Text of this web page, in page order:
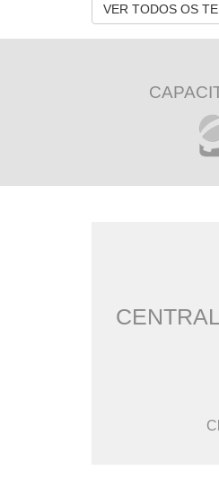
VER TODOS OS